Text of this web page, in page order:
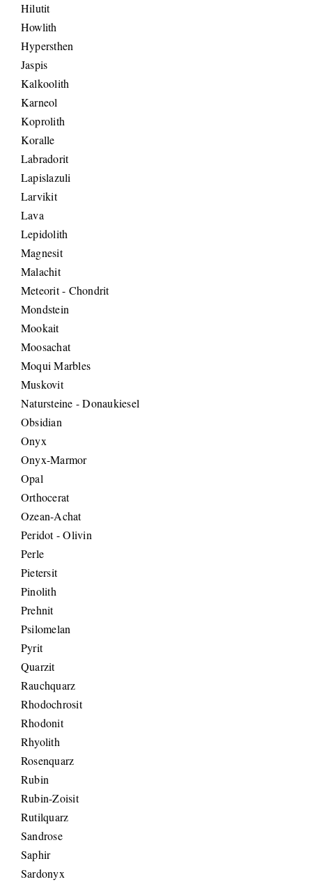
Hilutit
Howlith
Hypersthen
Jaspis
Kalkoolith
Karneol
Koprolith
Koralle
Labradorit
Lapislazuli
Larvikit
Lava
Lepidolith
Magnesit
Malachit
Meteorit - Chondrit
Mondstein
Mookait
Moosachat
Moqui Marbles
Muskovit
Natursteine - Donaukiesel
Obsidian
Onyx
Onyx-Marmor
Opal
Orthocerat
Ozean-Achat
Peridot - Olivin
Perle
Pietersit
Pinolith
Prehnit
Psilomelan
Pyrit
Quarzit
Rauchquarz
Rhodochrosit
Rhodonit
Rhyolith
Rosenquarz
Rubin
Rubin-Zoisit
Rutilquarz
Sandrose
Saphir
Sardonyx